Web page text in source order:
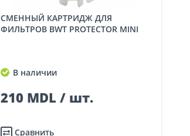
СМЕННЫЙ КАРТРИДЖ ДЛЯ
ФИЛЬТРОВ BWT PROTECTOR MINI
В наличии
210 MDL / шт.
Сравнить